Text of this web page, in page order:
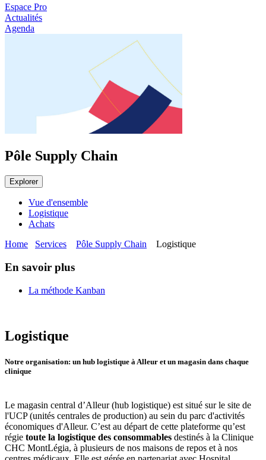
Espace Pro
Actualités
Agenda
Pôle Supply Chain
Explorer
Vue d'ensemble
Logistique
Achats
Home
Services Pôle Supply Chain Logistique
En savoir plus
La méthode Kanban
Logistique
Notre organisation: un hub logistique à Alleur et un magasin dans chaque
clinique
Le magasin central d’Alleur (hub logistique) est situé sur le site de
l'UCP (unités centrales de production) au sein du parc d'activités
économiques d'Alleur. C’est au départ de cette plateforme qu’est
régie toute la logistique des consommables destinés à la Clinique
CHC MontLégia, à plusieurs de nos maisons de repos et à nos